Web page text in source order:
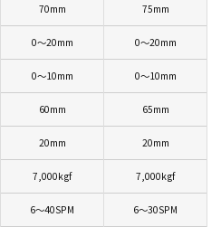
70mm 75mm
0～20mm 0～20mm
0～10mm 0～10mm
60mm 65mm
20mm 20mm
7,000kgf 7,000kgf
6～40SPM 6～30SPM